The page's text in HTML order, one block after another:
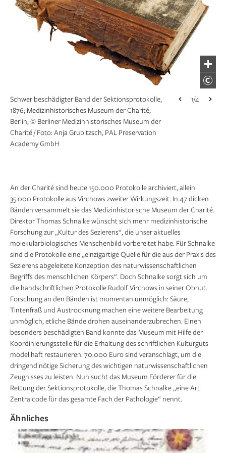
Schwer beschädigter Band der Sektionsprotokolle,
1876; Medizinhistorisches Museum der Charité,
Berlin; © Berliner Medizinhistorisches Museum der
Charité / Foto: Anja Grubitzsch, PAL Preservation
Academy GmbH
1/4
Das gespaltene Blatt kann nun aus dem Inneren
heraus stabi­lisiert werden. Mit geeigneten
Fasermaterialien werden Fehlstellen ergänzt und
Risse geschlossen sowie neue Randbe­reiche
gebildet. Ein anschließend aufgebrachtes
Japanpapier garantiert zusätzliche Stabilität der
durch Säureprozesse abgebauten Blatt- und
Faserstruktur. (Bild 1 –4) In Spülbädern werden der
Klebstoff des Trägerpapiers sowie gelöste
Schmutzpartikel und Säuren herausgespült. Die
nun losen Trägerpapiere werden wieder abgelöst
und das Blatt zwischen Pressmaterialien
kontrolliert, getrocknet und geglättet. (Bild 5 –7) Die
getrockneten Blätter werden entsprechend ihrer
Reihenfolge geordnet, gefalzt, zu Lagen gebildet
1/4
Modellhaft wird der am schwersten beschädigte
Band von Rudolf Virchows Sektionsprotokollen
restauriert: Auf die restaurierungsbedürftigen
Objekte werden doppelseitig mit Klebstoff
beschichtete Trägerpapiere aufgebracht. Der
Klebstoff verbindet sich mit dem Original und
ermöglicht so mithilfe der Träger­papiere das
Trennen der Fasern (Spalten) im Querschnitt des
Blattgefüges (Bild 1– 8). Das gespaltene Blatt kann
nun aus dem Inneren heraus stabi­lisiert werden.
Mit geeigneten Fasermaterialien werden Fehlstellen
ergänzt und Risse geschlossen sowie neue Randbe­
reiche gebildet. Ein anschließend aufgebrachtes
Japanpapier garantiert zusätzliche Stabilität der
durch Säureprozesse abgebauten Blatt- und
Wieder nutzbar: der restaurierte Band der
Sektionsprotokolle von 1876; © Fotos: Anja
Grubitzsch, PAL Preservation Academy GmbH
Leipzig
1/4
An der Charité sind heute 150.000 Protokolle archiviert, allein
35.000 Protokolle aus Virchows zweiter Wirkungszeit. In 47 dicken
Bänden versammelt sie das Medizinhistorische Museum der Charité.
Direktor Thomas Schnalke wünscht sich mehr medizinhistorische
Forschung zur „Kultur des Sezierens“, die unser aktuelles
molekularbiologisches Menschenbild vorbereitet habe. Für Schnalke
sind die Protokolle eine „einzigartige Quelle für die aus der Praxis des
Sezierens abgeleitete Konzeption des naturwissenschaftlichen
Begriffs des menschlichen Körpers“. Doch Schnalke sorgt sich um
die handschriftlichen Protokolle Rudolf Virchows in seiner Obhut.
Forschung an den Bänden ist momentan unmöglich: Säure,
Tintenfraß und Austrocknung machen eine weitere Bearbeitung
unmöglich, etliche Bände drohen auseinanderzubrechen. Einen
besonders beschädigten Band konnte das Museum mit Hilfe der
Koordinierungsstelle für die Erhaltung des schriftlichen Kulturguts
modellhaft restaurieren. 70.000 Euro sind veranschlagt, um die
dringend nötige Sicherung des wichtigen naturwissenschaftlichen
Zeugnisses zu leisten. Nun sucht das Museum Förderer für die
Rettung der Sektionsprotokolle, die Thomas Schnalke „eine Art
Zentralcode für das gesamte Fach der Pathologie“ nennt.
Ähnliches